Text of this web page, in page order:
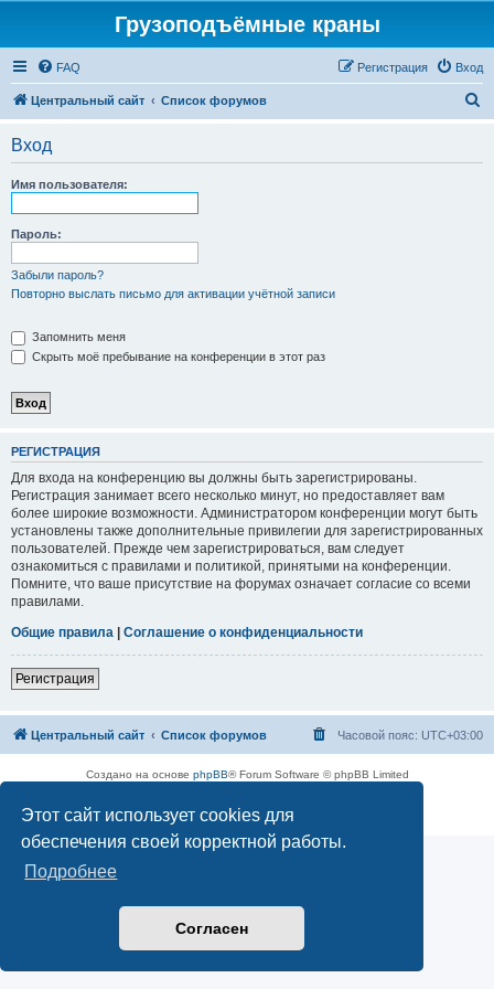
Этот сайт использует cookies для
обеспечения своей корректной работы.
Подробнее
Согласен
Грузоподъёмные краны
FAQ Вход
Регистрация
Центральный сайт Список форумов
Вход
Имя пользователя:
Пароль:
Забыли пароль?
Повторно выслать письмо для активации учётной записи
Запомнить меня
Скрыть моё пребывание на конференции в этот раз
РЕГИСТРАЦИЯ
Для входа на конференцию вы должны быть зарегистрированы.
Регистрация занимает всего несколько минут, но предоставляет вам
более широкие возможности. Администратором конференции могут быть
установлены также дополнительные привилегии для зарегистрированных
пользователей. Прежде чем зарегистрироваться, вам следует
ознакомиться с правилами и политикой, принятыми на конференции.
Помните, что ваше присутствие на форумах означает согласие со всеми
правилами.
Общие правила | Соглашение о конфиденциальности
Регистрация
Центральный сайт Список форумов Часовой пояс: UTC+03:00
Создано на основе phpBB® Forum Software © phpBB Limited
Конфиденциальность|Правила